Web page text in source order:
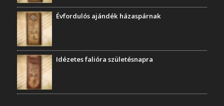
Évfordulós ajándék házaspárnak
Idézetes falióra születésnapra